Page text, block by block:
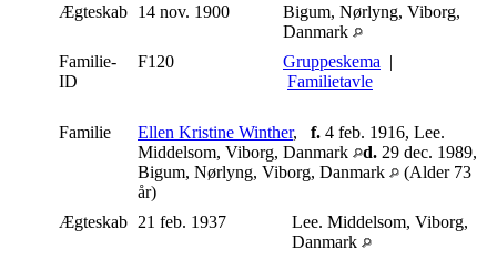
Ægteskab 14 nov. 1900
Bigum, Nørlyng, Viborg,
Danmark
Familie-
ID
F120 Gruppeskema |
Familietavle
Familie Ellen Kristine Winther, f. 4 feb. 1916, Lee.
Middelsom, Viborg, Danmark
d. 29 dec. 1989,
Bigum, Nørlyng, Viborg, Danmark
(Alder 73
år)
Ægteskab 21 feb. 1937
Lee. Middelsom, Viborg,
Danmark